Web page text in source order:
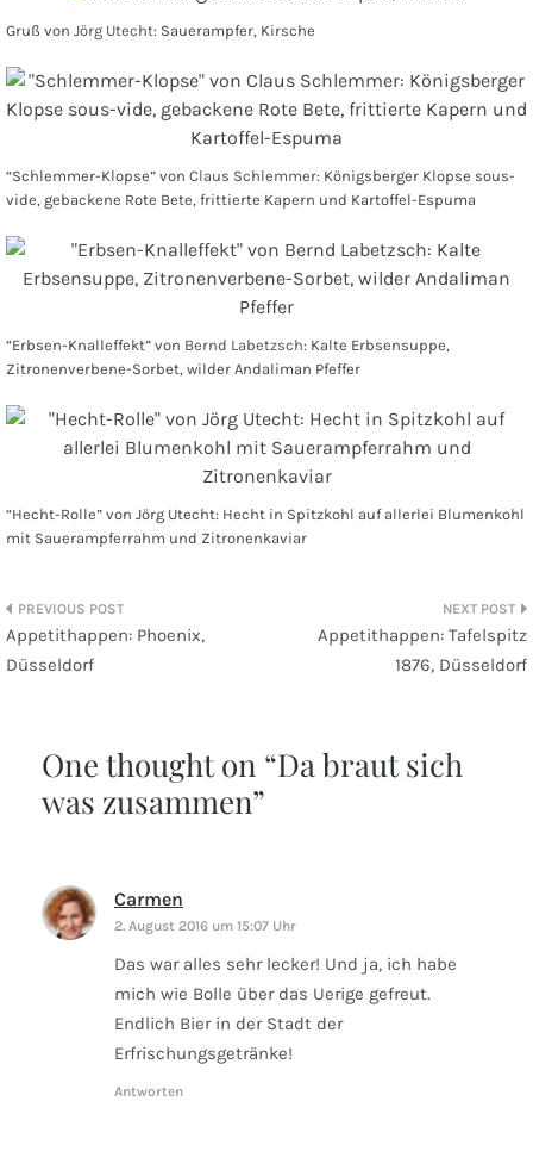
Gruß von Jörg Utecht: Sauerampfer, Kirsche
“Schlemmer-Klopse” von Claus Schlemmer: Königsberger Klopse sous-
vide, gebackene Rote Bete, frittierte Kapern und Kartoffel-Espuma
“Erbsen-Knalleffekt” von Bernd Labetzsch: Kalte Erbsensuppe,
Zitronenverbene-Sorbet, wilder Andaliman Pfeffer
“Hecht-Rolle” von Jörg Utecht: Hecht in Spitzkohl auf allerlei Blumenkohl
mit Sauerampferrahm und Zitronenkaviar
Beitragsnavigation
Appetithappen: Phoenix,
Düsseldorf
Appetithappen: Tafelspitz
1876, Düsseldorf
One thought on “Da braut sich
was zusammen”
Carmen
2. August 2016 um 15:07 Uhr
Das war alles sehr lecker! Und ja, ich habe
mich wie Bolle über das Uerige gefreut.
Endlich Bier in der Stadt der
Erfrischungsgetränke!
Antworten